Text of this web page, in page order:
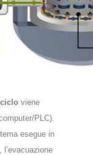
ciclo viene
PLC).
esegue in